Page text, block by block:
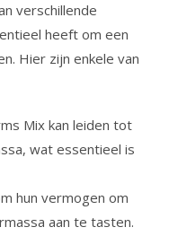
verschillende
heeft om een
Hier zijn enkele van
Mix kan leiden tot
wat essentieel is
hun vermogen om
aan te tasten.